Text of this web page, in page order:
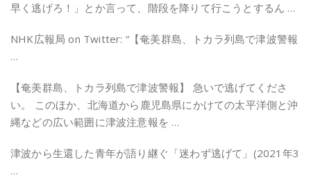
早く逃げろ！」とか言って、階段を降りて行こうとするん …
NHK広報局 on Twitter: “【奄美群島、トカラ列島で津波警報
…
【奄美群島、トカラ列島で津波警報】 急いで逃げてくださ
い。 このほか、北海道から鹿児島県にかけての太平洋側と沖
縄などの広い範囲に津波注意報を …
津波から生還した青年が語り継ぐ「迷わず逃げて」(2021年3
…